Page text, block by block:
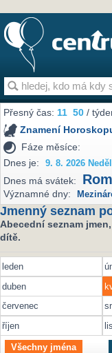
Přesný čas:11 50 /
Znamení
Fáze měsíce:
Dnes je:
9. 8. 2026
Dnes má svátek:
Významné dny:
Jmenný seznam
Abecední seznam
dítě.
leden
duben
červenec
říjen
Všechny jména